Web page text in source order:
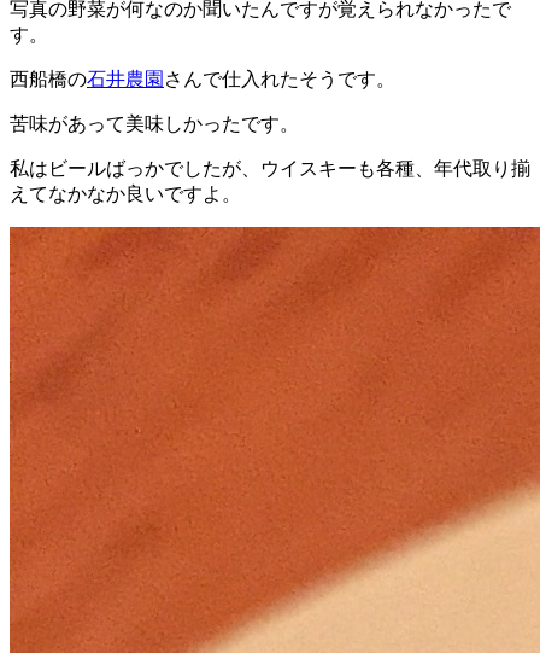
写真の野菜が何なのか聞いたんですが覚えられなかったで
す。
西船橋の石井農園 さんで仕入れたそうです。
苦味があって美味しかったです。
私はビールばっかでしたが、ウイスキーも各種、年代取り揃
えてなかなか良いですよ。